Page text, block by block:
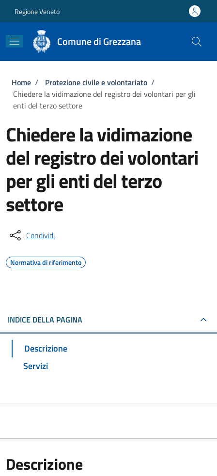
Regione Veneto
Comune di Grezzana
Briciole di pane
Home / Protezione civile e volontariato /
Chiedere la vidimazione del registro dei volontari per gli
enti del terzo settore
Chiedere la vidimazione
del registro dei volontari
per gli enti del terzo
settore
Condividi
Normativa di riferimento
INDICE DELLA PAGINA
Descrizione
Servizi
Descrizione